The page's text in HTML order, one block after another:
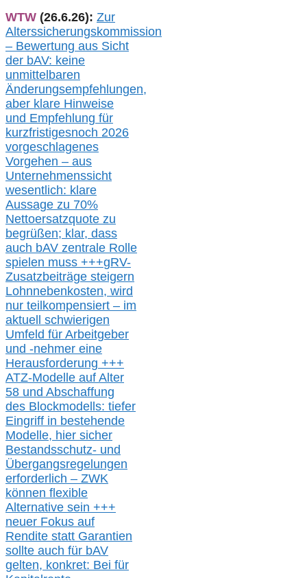
WTW (26.6.26): Zur
Alterssicherungskommission
– Bewertung aus Sicht
der bAV: keine
unmittelbaren
Änderungsempfehlungen,
aber klare Hinweise
und Empfehlung für
kurzfristigesnoch 2026
vorgeschlagenes
Vorgehen – aus
Unternehmenssicht
wesentlich: klare
Aussage zu 70%
Nettoersatzquote zu
begrüßen; klar, dass
auch bAV zentrale Rolle
spielen muss +++gRV-
Zusatzbeiträge steigern
Lohnnebenkosten, wird
nur teilkompensiert – im
aktuell schwierigen
Umfeld für Arbeitgeber
und -nehmer eine
Herausforderung +++
ATZ-Modelle auf Alter
58 und Abschaffung
des Blockmodells: tiefer
Eingriff in bestehende
Modelle, hier sicher
Bestandsschutz- und
Übergangsregelungen
erforderlich – ZWK
können flexible
Alternative sein +++
neuer Fokus auf
Rendite statt Garantien
sollte auch für bAV
gelten, konkret: Bei für